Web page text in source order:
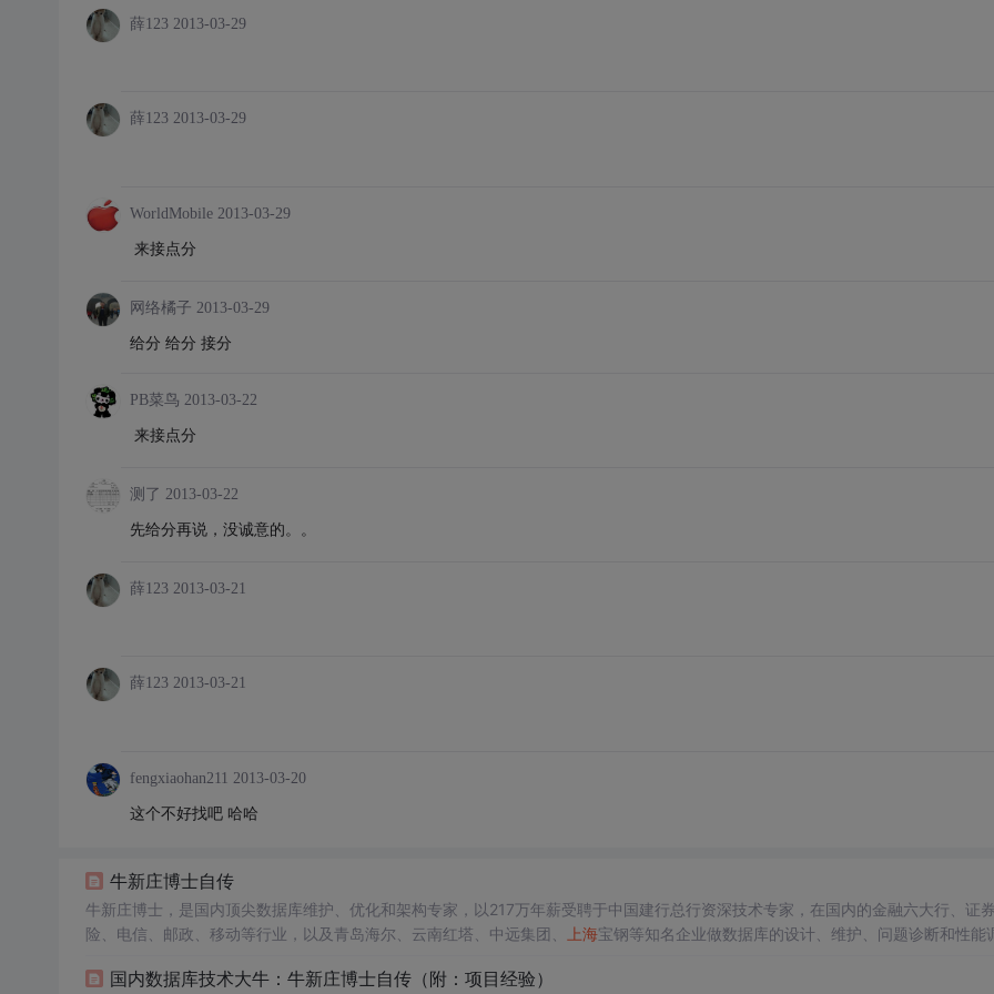
薛123 2013-03-29
薛123 2013-03-29
WorldMobile 2013-03-29
来接点分
网络橘子 2013-03-29
给分 给分 接分
PB菜鸟 2013-03-22
来接点分
测了 2013-03-22
先给分再说，没诚意的。。
薛123 2013-03-21
薛123 2013-03-21
fengxiaohan211 2013-03-20
这个不好找吧 哈哈
牛新庄博士自传
牛新庄博士，是国内顶尖数据库维护、优化和架构专家，以217万年薪受聘于中国建行总行资深技术专家，在国内的金融六大行、证
险、电信、邮政、移动等行业，以及青岛海尔、云南红塔、中远集团、
上海宝钢等知名企业做数据库的设计、维护、问题诊断和性能
据库工程师”奖，首届I
国内数据库技术大牛：牛新庄博士自传（附：项目经验）